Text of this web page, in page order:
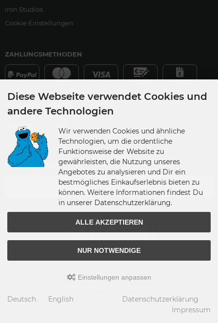
Iron Studios
Cookie Einstellungen
ZAHLUNGSMETHODEN
VERSANDLAND
© 2026 S.P.A.C.E - space-figuren.de • Alle Rechte vorbehalten • Umsetzung &
modified eCommerce Shopsoftware © 2009-2026
Diese Webseite verwendet Cookies und
andere Technologien
Wir verwenden Cookies und ähnliche
Technologien, um die ordentliche
Funktionsweise der Website zu
gewährleisten, die Nutzung unseres
Angebotes zu analysieren und Dir ein
bestmögliches Einkaufserlebnis bieten zu
können. Weitere Informationen findest Du
in unserer Datenschutzerklärung.
ALLE AKZEPTIEREN
NUR NOTWENDIGE
Einstellungen anpassen
Deutsch English
Datenschutzerklärung
Impressum